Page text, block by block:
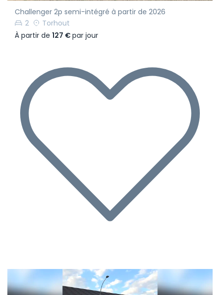
Challenger 2p semi-intégré à partir de 2026
2
Torhout
À partir de 127 €par jour